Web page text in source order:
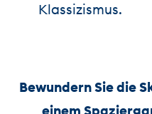
Klassizismus.
Bewundern Sie die
einem